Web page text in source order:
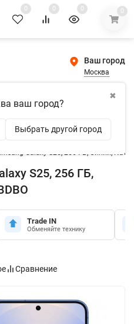
0 0 0 0
Ваш город
Москва
✖
ваш город?
Выбрать другой город
канал и получи
20W при покупке в
Galaxy S25, 256 ГБ, Синий, Navy,
S25, 256 ГБ,
Trade IN
Обменяйте технику
Сравнение